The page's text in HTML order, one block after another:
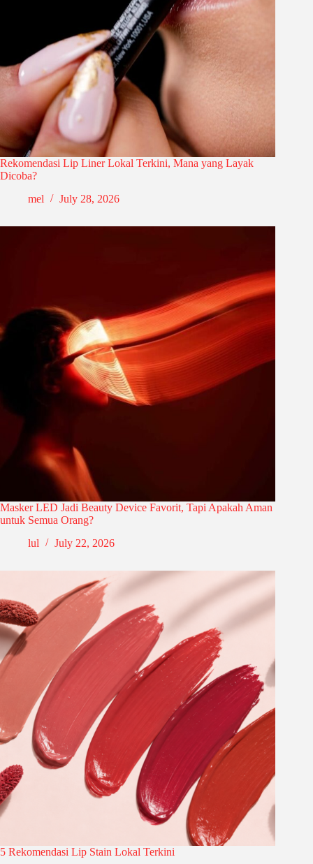
Rekomendasi Lip Liner Lokal Terkini, Mana yang Layak
Dicoba?
mel
July 28, 2026
Masker LED Jadi Beauty Device Favorit, Tapi Apakah Aman
untuk Semua Orang?
lul
July 22, 2026
5 Rekomendasi Lip Stain Lokal Terkini